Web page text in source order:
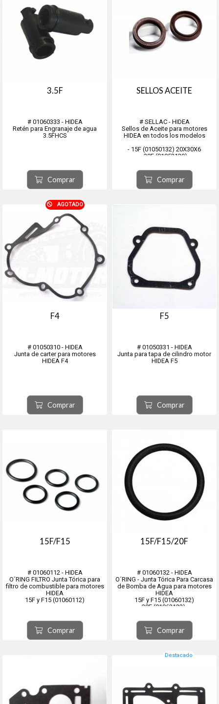
3.5F
# 01060333 - HIDEA
Retén para Engranaje de agua
3.5FHCS
Comprar
SELLOS ACEITE
# SELLAC - HIDEA
Sellos de Aceite para motores
HIDEA en todos los modelos
- 15F (01050132) 20X30X6
- 20F (01052129),
(1050903)
- 3.5FHBS CIGUEÑAL SUPERIOR
(1050902)
- 3.5FHCS (01050345)
Comprar
AGOTADO
F4
# 01050310 - HIDEA
Junta de carter para motores
HIDEA F4
Comprar
F5
# 01050331 - HIDEA
Junta para tapa de cilindro motor
HIDEA F5
Comprar
15F/F15
# 01060112 - HIDEA
O´RING FILTRO Junta Tórica para
filtro de combustible para motores
HIDEA
15F y F15 (01060112)
Comprar
15F/F15/20F
# 01060132 - HIDEA
O´RING - Junta Tórica Para Carcasa
de Bomba de Agua para motores
HIDEA
15F y F15 (01060132)
20F (01062122),
Comprar
Destacado